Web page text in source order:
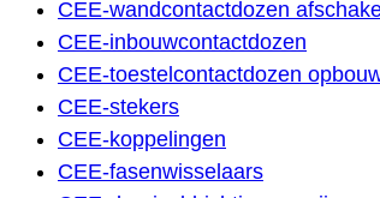
CEE-wandcontactdozen
CEE-inbouwcontactdozen
CEE-toestelcontactdozen
CEE-stekers
CEE-koppelingen
CEE-fasenwisselaars